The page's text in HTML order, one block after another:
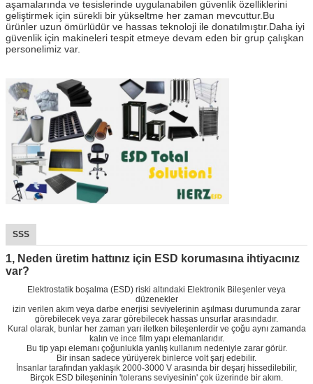
aşamalarında ve tesislerinde uygulanabilen güvenlik özelliklerini
geliştirmek için sürekli bir yükseltme her zaman mevcuttur.Bu
ürünler uzun ömürlüdür ve hassas teknoloji ile donatılmıştır.Daha iyi
güvenlik için makineleri tespit etmeye devam eden bir grup çalışkan
personelimiz var.
SSS
1, Neden üretim hattınız için ESD korumasına ihtiyacınız
var?
Elektrostatik boşalma (ESD) riski altındaki Elektronik Bileşenler veya
düzenekler
izin verilen akım veya darbe enerjisi seviyelerinin aşılması durumunda zarar
görebilecek veya zarar görebilecek hassas unsurlar arasındadır.
Kural olarak, bunlar her zaman yarı iletken bileşenlerdir ve çoğu aynı zamanda
kalın ve ince film yapı elemanlarıdır.
Bu tip yapı elemanı çoğunlukla yanlış kullanım nedeniyle zarar görür.
Bir insan sadece yürüyerek binlerce volt şarj edebilir.
İnsanlar tarafından yaklaşık 2000-3000 V arasında bir deşarj hissedilebilir,
Birçok ESD bileşeninin 'tolerans seviyesinin' çok üzerinde bir akım.